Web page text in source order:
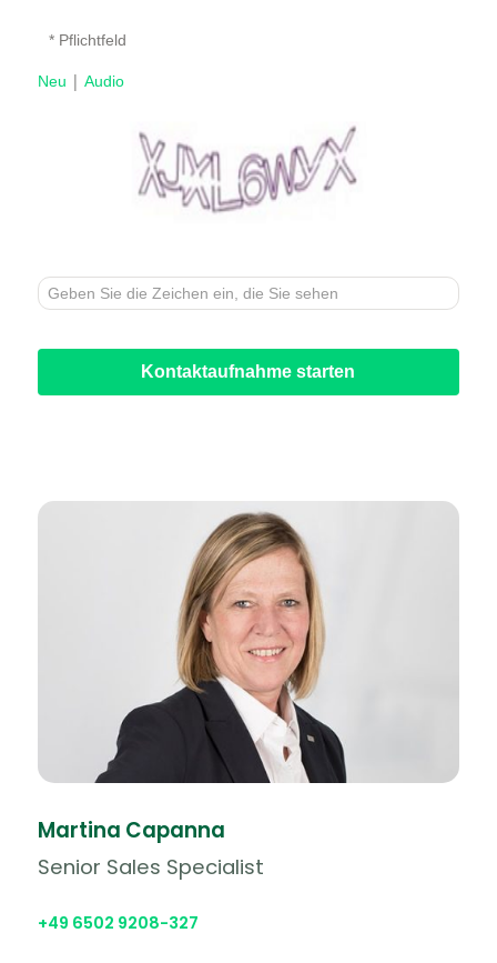
* Pflichtfeld
Neu | Audio
Kontaktaufnahme starten
Martina Capanna
Senior Sales Specialist
+49 6502 9208-327